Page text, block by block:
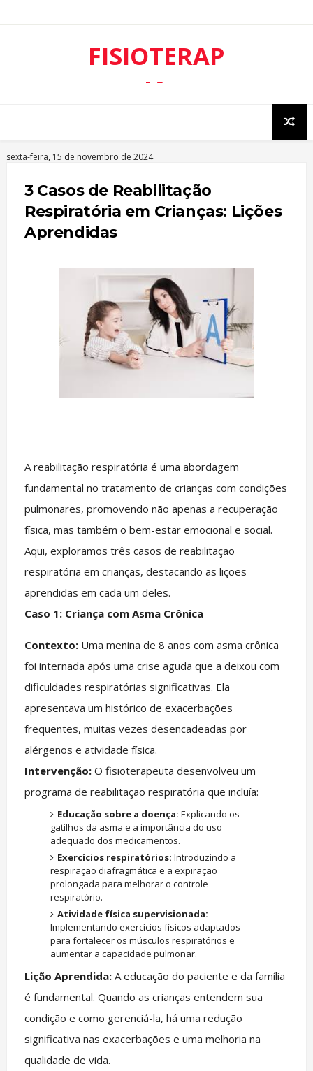
FISIOTERAP
IA
RIA
sexta-feira, 15 de novembro de 2024
3 Casos de Reabilitação
Respiratória em Crianças: Lições
Aprendidas
A reabilitação respiratória é uma abordagem
fundamental no tratamento de crianças com condições
pulmonares, promovendo não apenas a recuperação
física, mas também o bem-estar emocional e social.
Aqui, exploramos três casos de reabilitação
respiratória em crianças, destacando as lições
aprendidas em cada um deles.
Caso 1: Criança com Asma Crônica
Contexto:Uma menina de 8 anos com asma crônica
foi internada após uma crise aguda que a deixou com
dificuldades respiratórias significativas. Ela
apresentava um histórico de exacerbações
frequentes, muitas vezes desencadeadas por
alérgenos e atividade física.
Intervenção:O fisioterapeuta desenvolveu um
programa de reabilitação respiratória que incluía:
Educação sobre a doença: Explicando os
gatilhos da asma e a importância do uso
adequado dos medicamentos.
Exercícios respiratórios: Introduzindo a
respiração diafragmática e a expiração
prolongada para melhorar o controle
respiratório.
Atividade física supervisionada:
Implementando exercícios físicos adaptados
para fortalecer os músculos respiratórios e
aumentar a capacidade pulmonar.
Lição Aprendida:A educação do paciente e da família
é fundamental. Quando as crianças entendem sua
condição e como gerenciá-la, há uma redução
significativa nas exacerbações e uma melhoria na
qualidade de vida.